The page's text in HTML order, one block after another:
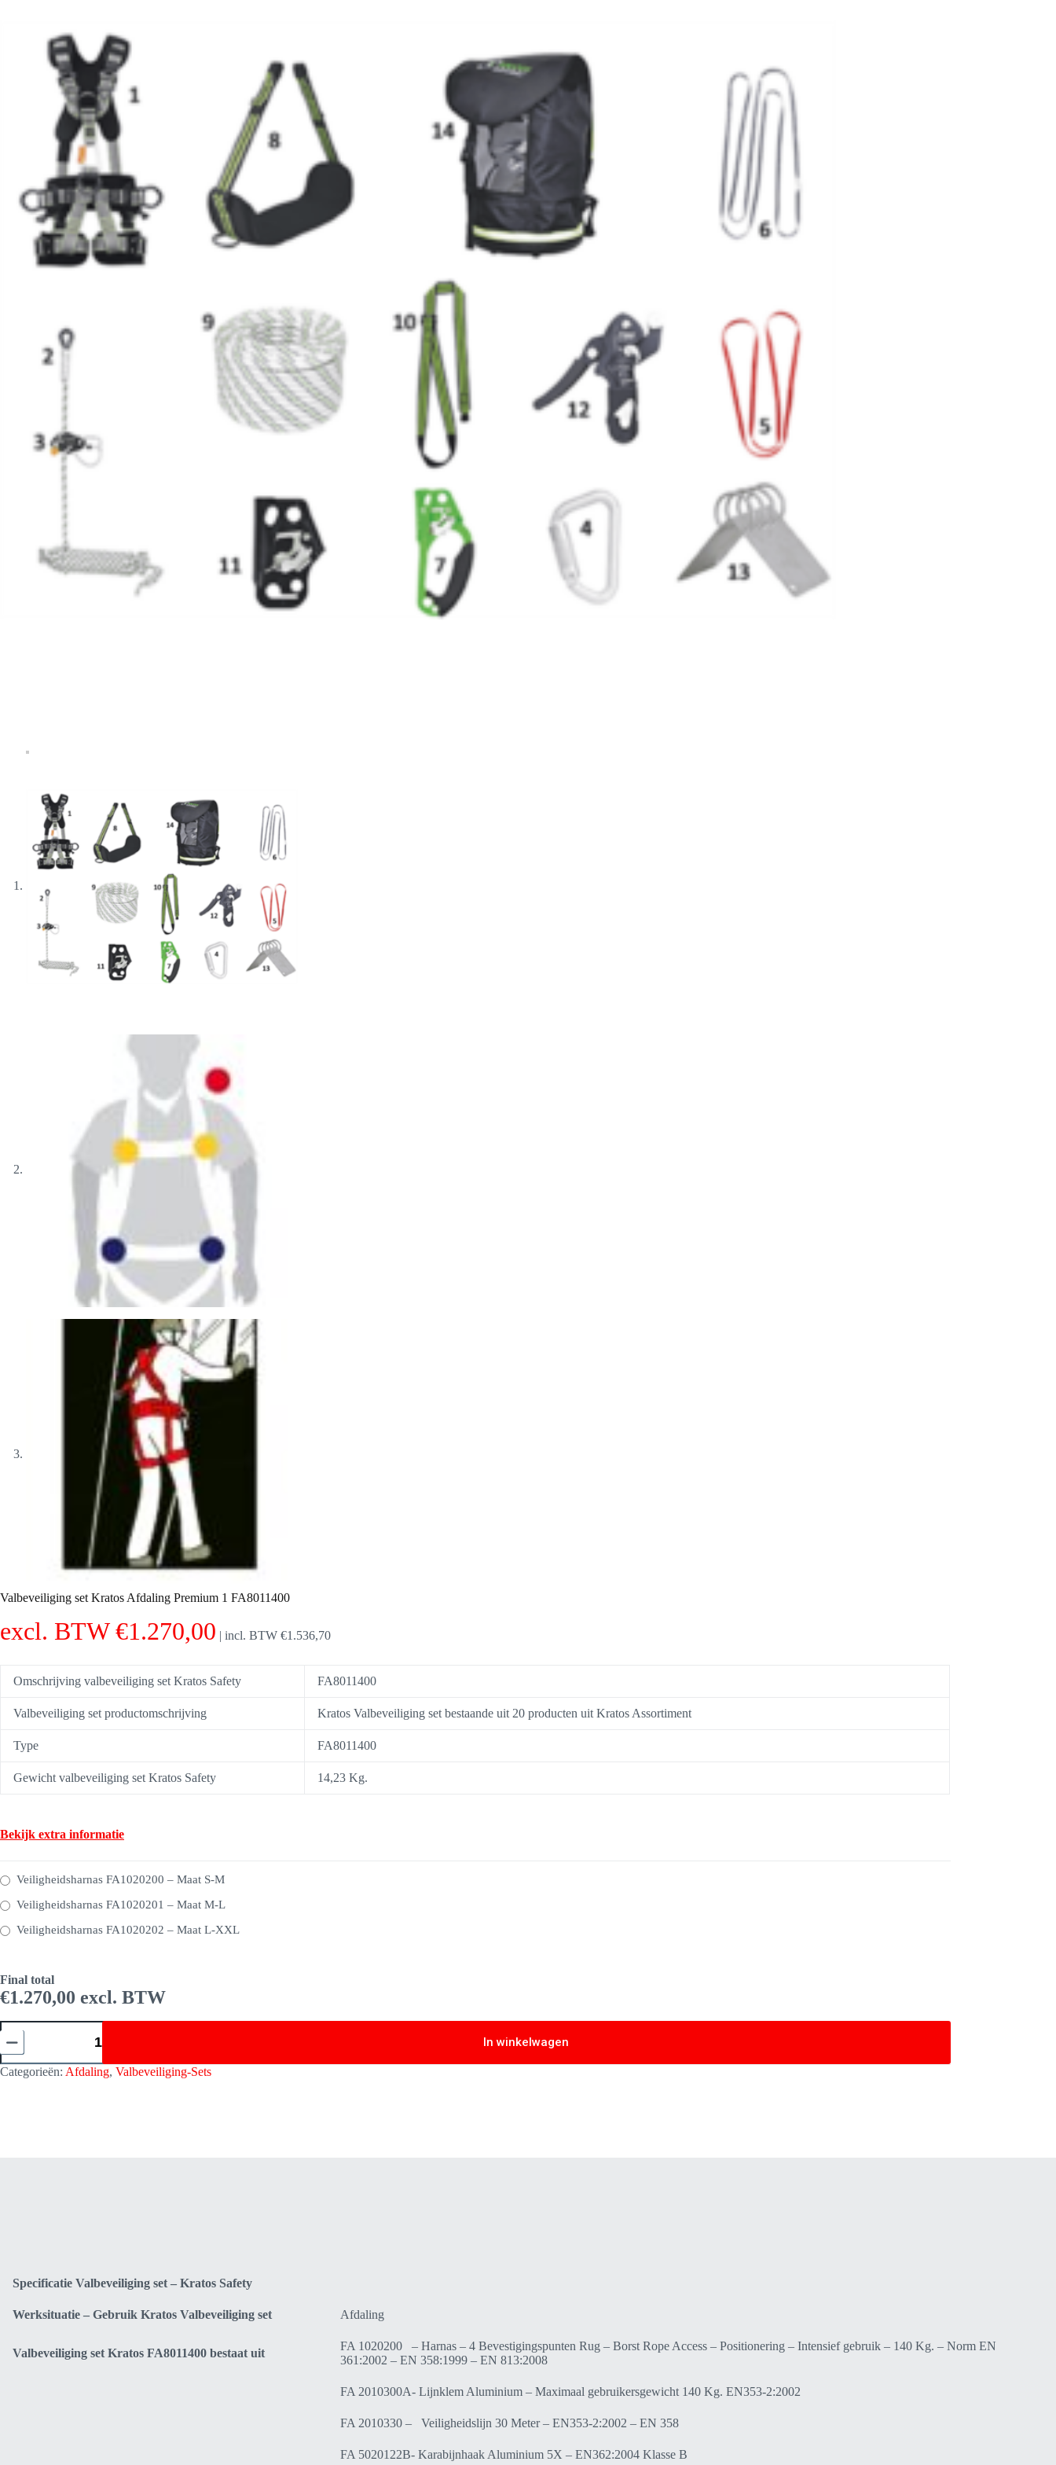
Valbeveiliging set Kratos Afdaling Premium 1 FA8011400
excl. BTW€1.270,00 | incl. BTW €1.536,70
Omschrijving valbeveiliging set Kratos Safety FA8011400
Valbeveiliging set productomschrijving Kratos Valbeveiliging set bestaande uit 20 producten uit Kratos Assortiment
Type FA8011400
Gewicht valbeveiliging set Kratos Safety 14,23 Kg.
Bekijk extra informatie
Veiligheidsharnas FA1020200 – Maat S-M
Veiligheidsharnas FA1020201 – Maat M-L
Veiligheidsharnas FA1020202 – Maat L-XXL
Final total
€1.270,00
Valbeveiliging
set
Kratos
Afdaling
Premium
In winkelwagen
Categorieën: Afdaling, Valbeveiliging-Sets
Specificatie Valbeveiliging set – Kratos Safety
Werksituatie – Gebruik Kratos Valbeveiliging set Afdaling
Valbeveiliging set Kratos FA8011400 bestaat uit
FA 1020200 – Harnas – 4 Bevestigingspunten Rug – Borst Rope Access – Positionering – Intensief gebruik – 140 Kg. – Norm EN
361:2002 – EN 358:1999 – EN 813:2008
FA 2010300A- Lijnklem Aluminium – Maximaal gebruikersgewicht 140 Kg. EN353-2:2002
FA 2010330 – Veiligheidslijn 30 Meter – EN353-2:2002 – EN 358
FA 5020122B- Karabijnhaak Aluminium 5X – EN362:2004 Klasse B